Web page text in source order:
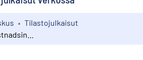
Tilastojulkaisut